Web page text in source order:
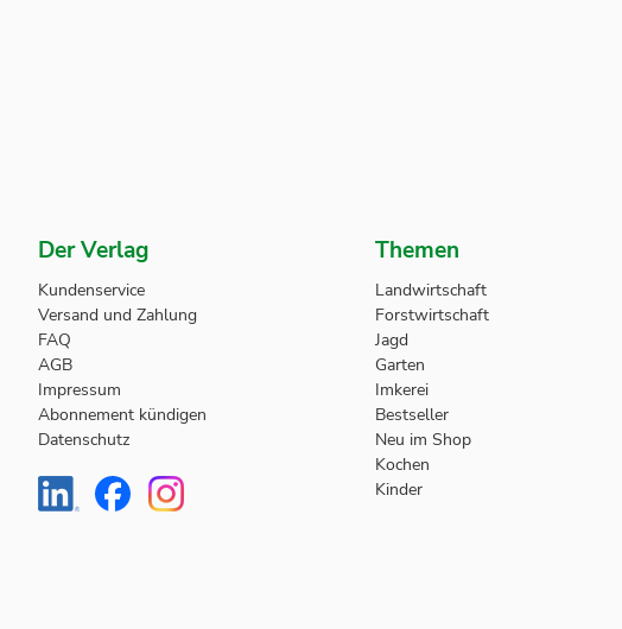
Der Verlag
Kundenservice
Versand und Zahlung
FAQ
AGB
Impressum
Abonnement kündigen
Datenschutz
Themen
Landwirtschaft
Forstwirtschaft
Jagd
Garten
Imkerei
Bestseller
Neu im Shop
Kochen
Kinder